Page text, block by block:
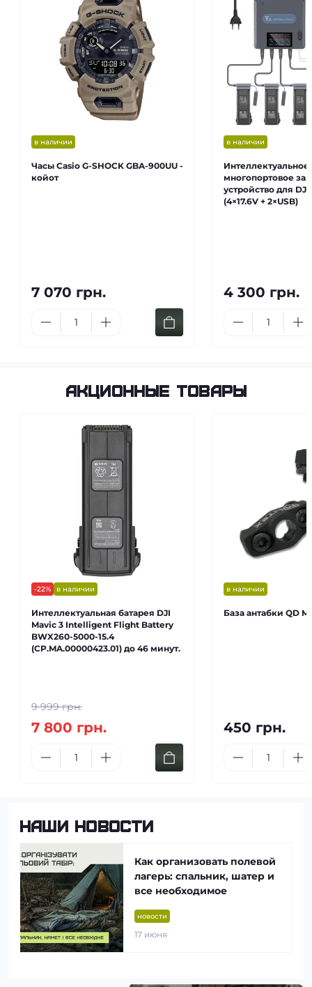
в наличии
Часы Casio G-SHOCK GBA-900UU -
койот
7 070 грн.
в наличии
Интеллектуальное
многопортовое
устройство для
(4×17.6V + 2×USB)
4 300 грн.
Акционные товары
-22% в наличии
Интеллектуальная батарея DJI
Mavic 3 Intelligent Flight Battery
BWX260-5000-15.4
(CP.MA.00000423.01) до 46 минут.
9 999 грн.
7 800 грн.
в наличии
База антабки QD
450 грн.
Наши новости
новости
17 июня
Как организовать полевой
лагерь: спальник, шатер и
все необходимое